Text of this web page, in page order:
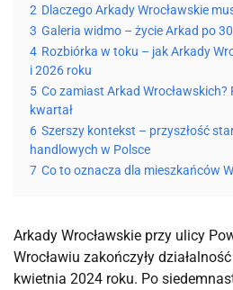
2 Dlaczego Arkady Wrocławskie
3 Galeria widmo – życie Arkad po
4 Rozbiórka w toku – jak Arkady
i 2026 roku
5 Co zamiast Arkad
kwartał
6 Szerszy kontekst – przyszłość
handlowych w Polsce
7 Co to oznacza dla mieszkańców
Arkady Wrocławskie przy ulicy
Wrocławiu zakończyły
kwietnia 2024 roku. Po